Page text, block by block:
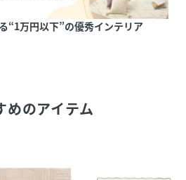
IV-F GM0293)
“1万円以下”の優秀インテリア
めのアイテム